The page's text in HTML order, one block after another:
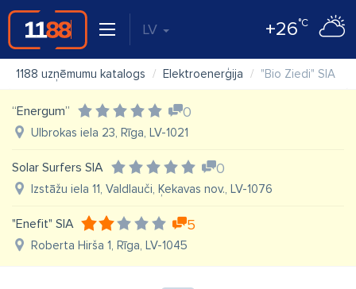
LV +26°C
1188 uzņēmumu katalogs Elektroenerģija "Bio Ziedi" SIA
“Energum” 0
Ulbrokas iela 23, Rīga, LV-1021
Solar Surfers SIA 0
Izstāžu iela 11, Valdlauči, Ķekavas nov., LV-1076
"Enefit" SIA 5
Roberta Hirša 1, Rīga, LV-1045